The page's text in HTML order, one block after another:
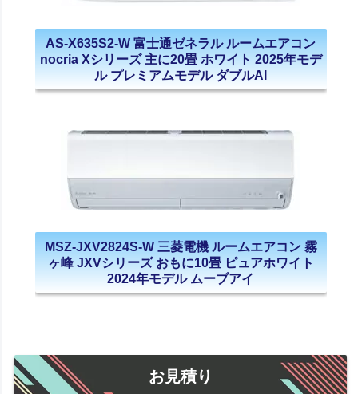
AS-X635S2-W 富士通ゼネラル ルームエアコン
nocria Xシリーズ 主に20畳 ホワイト 2025年モデ
ル プレミアムモデル ダブルAI
MSZ-JXV2824S-W 三菱電機 ルームエアコン 霧
ヶ峰 JXVシリーズ おもに10畳 ピュアホワイト
2024年モデル ムーブアイ
お見積り